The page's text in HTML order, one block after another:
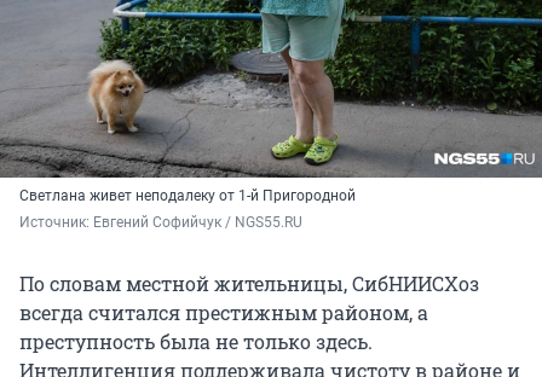
Светлана живет неподалеку от 1-й Пригородной
Источник: Евгений Софийчук / NGS55.RU
По словам местной жительницы, СибНИИСХоз
всегда считался престижным районом, а
преступность была не только здесь.
Интеллигенция поддерживала чистоту в районе и